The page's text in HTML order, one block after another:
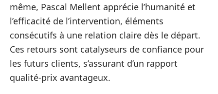
même, Pascal Mellent apprécie l’humanité et
l’efficacité de l’intervention, éléments
consécutifs à une relation claire dès le départ.
Ces retours sont catalyseurs de confiance pour
les futurs clients, s’assurant d’un rapport
qualité-prix avantageux.